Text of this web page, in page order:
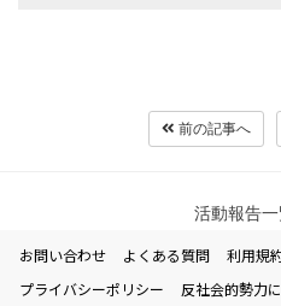
前の記事へ
活動報告
お問い合わせ よくある質問 利用規
プライバシーポリシー
反社会的勢力